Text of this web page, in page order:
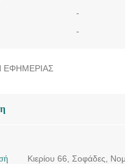
-
-
ΕΦΗΜΕΡΙΑΣ
Κιερίου 66, Σοφάδες,